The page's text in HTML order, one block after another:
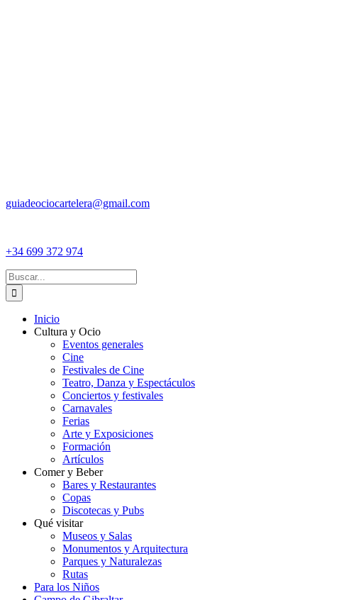
guiadeociocartelera@gmail.com
+34 699 372 974
Buscar:
Inicio
Cultura y Ocio
Eventos generales
Cine
Festivales de Cine
Teatro, Danza y Espectáculos
Conciertos y festivales
Carnavales
Ferias
Arte y Exposiciones
Formación
Artículos
Comer y Beber
Bares y Restaurantes
Copas
Discotecas y Pubs
Qué visitar
Museos y Salas
Monumentos y Arquitectura
Parques y Naturalezas
Rutas
Para los Niños